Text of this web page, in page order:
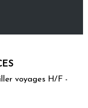
voyages H/F -